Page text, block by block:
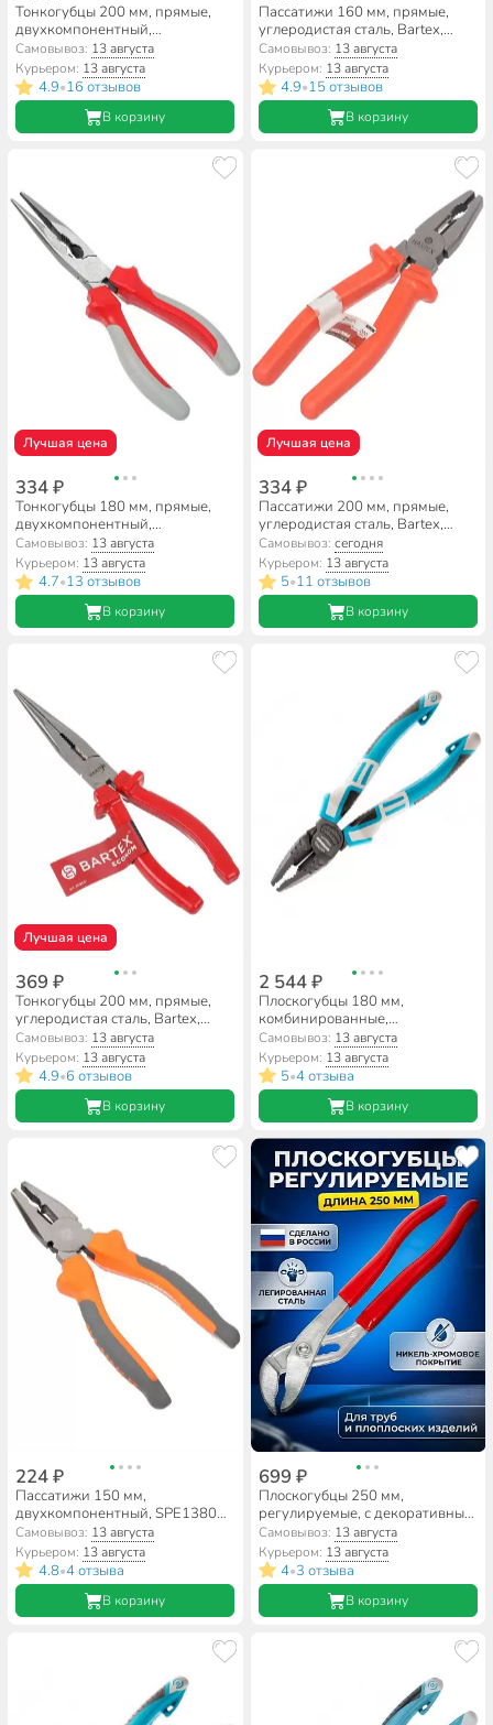
Тонкогубцы 200 мм, прямые,
двухкомпонентный,
углеродистая сталь, Bartex,
Стандарт, 913018
Самовывоз: 13 августа
Курьером: 13 августа
4.9•16 отзывов
В корзину
Пассатижи 160 мм, прямые,
углеродистая сталь, Bartex,
Эконом, 953036.1080
Самовывоз: 13 августа
Курьером: 13 августа
4.9•15 отзывов
В корзину
Лучшая цена
334 ₽
Тонкогубцы 180 мм, прямые,
двухкомпонентный,
углеродистая сталь, Bartex,
Стандарт, 913017
Самовывоз: 13 августа
Курьером: 13 августа
4.7•13 отзывов
В корзину
Лучшая цена
334 ₽
Пассатижи 200 мм, прямые,
углеродистая сталь, Bartex,
Эконом, 953038.1080
Самовывоз: сегодня
Курьером: 13 августа
5•11 отзывов
В корзину
Лучшая цена
369 ₽
Тонкогубцы 200 мм, прямые,
углеродистая сталь, Bartex,
Эконом, 953018.1080
Самовывоз: 13 августа
Курьером: 13 августа
4.9•6 отзывов
В корзину
2 544 ₽
Плоскогубцы 180 мм,
комбинированные,
трехкомпонентная ручка, Gross,
16973
Самовывоз: 13 августа
Курьером: 13 августа
5•4 отзыва
В корзину
224 ₽
Пассатижи 150 мм,
двухкомпонентный, SPE13806-
05
Самовывоз: 13 августа
Курьером: 13 августа
4.8•4 отзыва
В корзину
699 ₽
Плоскогубцы 250 мм,
регулируемые, с декоративным
покрытием хром, НИЗ,
23602213
Самовывоз: 13 августа
Курьером: 13 августа
4•3 отзыва
В корзину